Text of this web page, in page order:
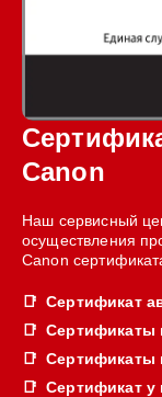
Canon
Наш сервисный
осуществления
Canon
Сертификат
Сертификаты
Сертификаты
Сертификат у